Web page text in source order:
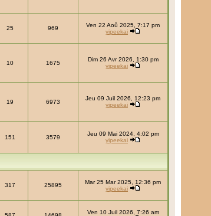
25 969
Ven 22 Aoû 2025, 7:17 pm
yipeekai
10 1675
Dim 26 Avr 2026, 1:30 pm
yipeekai
19 6973
Jeu 09 Juil 2026, 12:23 pm
yipeekai
151 3579
Jeu 09 Mai 2024, 4:02 pm
yipeekai
317 25895
Mar 25 Mar 2025, 12:36 pm
yipeekai
Ven 10 Juil 2026, 7:26 am